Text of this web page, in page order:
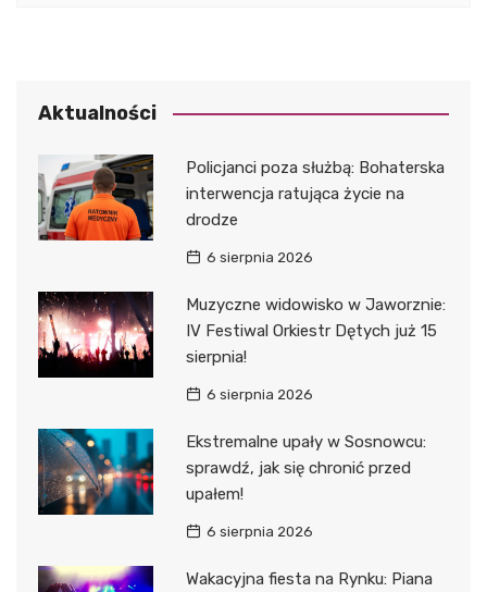
Aktualności
Policjanci poza służbą: Bohaterska
interwencja ratująca życie na
drodze
6 sierpnia 2026
Muzyczne widowisko w Jaworznie:
IV Festiwal Orkiestr Dętych już 15
sierpnia!
6 sierpnia 2026
Ekstremalne upały w Sosnowcu:
sprawdź, jak się chronić przed
upałem!
6 sierpnia 2026
Wakacyjna fiesta na Rynku: Piana